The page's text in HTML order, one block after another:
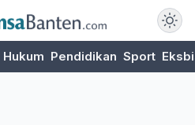
Hukum Pendidikan Sport